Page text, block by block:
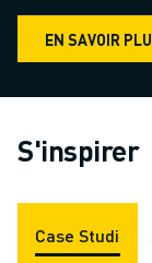
EN SAVOIR
S'inspirer
Case Studies